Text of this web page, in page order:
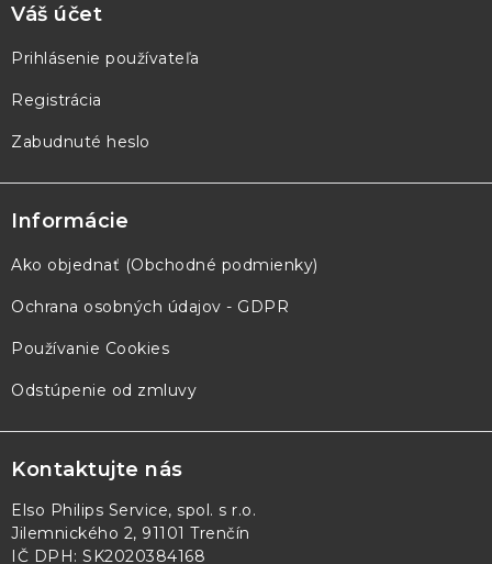
Váš účet
Prihlásenie používateľa
Registrácia
Zabudnuté heslo
Informácie
Ako objednať (Obchodné podmienky)
Ochrana osobných údajov - GDPR
Používanie Cookies
Odstúpenie od zmluvy
Kontaktujte nás
Elso Philips Service, spol. s r.o.
Jilemnického 2, 91101 Trenčín
IČ DPH: SK2020384168